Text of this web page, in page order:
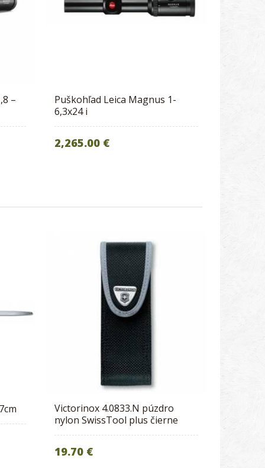
–
Puškohľad Leica Magnus 1-
6,3x24 i
2,265.00 €
Victorinox 4.0833.N púzdro
nylon SwissTool plus čierne
19.70 €